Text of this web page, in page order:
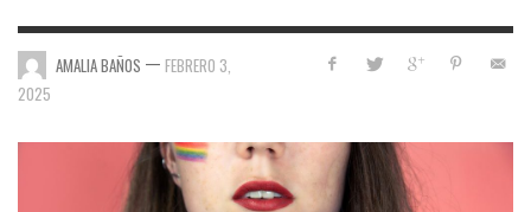
AMALIA BAÑOS — FEBRERO 3,
2025